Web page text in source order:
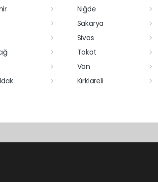
Niğde
Sakarya
Sivas
Tokat
Van
Kırklareli